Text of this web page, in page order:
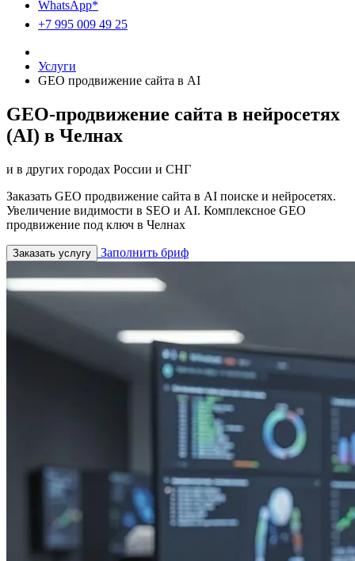
WhatsApp*
+7 995 009 49 25
Услуги
GEO продвижение сайта в AI
GEO-продвижение сайта в нейросетях
(AI) в Челнах
и в других городах России и СНГ
Заказать GEO продвижение сайта в AI поиске и нейросетях.
Увеличение видимости в SEO и AI. Комплексное GEO
продвижение под ключ в Челнах
Заказать услугу Заполнить бриф